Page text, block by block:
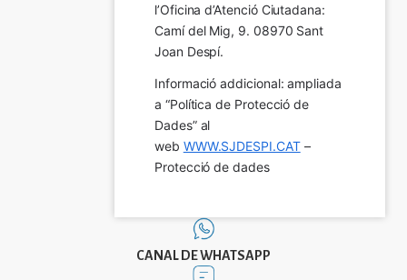
l’Oficina d’Atenció Ciutadana:
Camí del Mig, 9. 08970 Sant
Joan Despí.
Informació addicional: ampliada
a “Política de Protecció de
Dades” al
web WWW.SJDESPI.CAT –
Protecció de dades
CANAL DE WHATSAPP